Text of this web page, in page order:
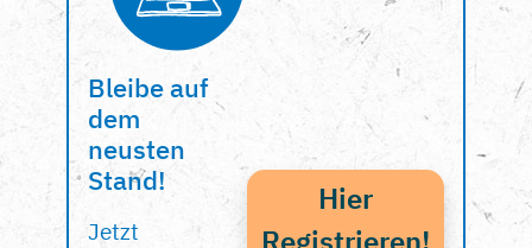
Bleibe auf
dem
neusten
Stand!
Jetzt
Hier